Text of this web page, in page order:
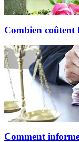
Combien coûtent
Comment